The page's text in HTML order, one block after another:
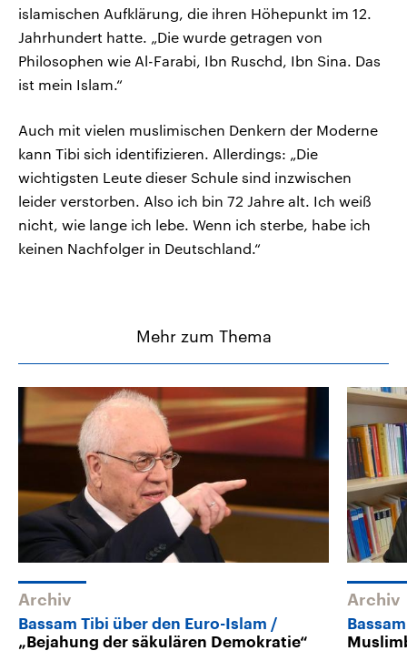
islamischen Aufklärung, die ihren Höhepunkt im 12.
Jahrhundert hatte. „Die wurde getragen von
Philosophen wie Al-Farabi, Ibn Ruschd, Ibn Sina. Das
ist mein Islam.“
Auch mit vielen muslimischen Denkern der Moderne
kann Tibi sich identifizieren. Allerdings: „Die
wichtigsten Leute dieser Schule sind inzwischen
leider verstorben. Also ich bin 72 Jahre alt. Ich weiß
nicht, wie lange ich lebe. Wenn ich sterbe, habe ich
keinen Nachfolger in Deutschland.“
Mehr zum Thema
Archiv
Bassam Tibi über den Euro-Islam
„Bejahung der säkulären Demokratie“
Archiv